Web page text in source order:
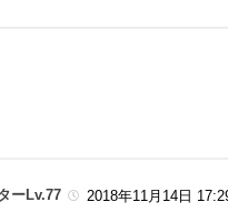
ーLv.77 2018年11月14日